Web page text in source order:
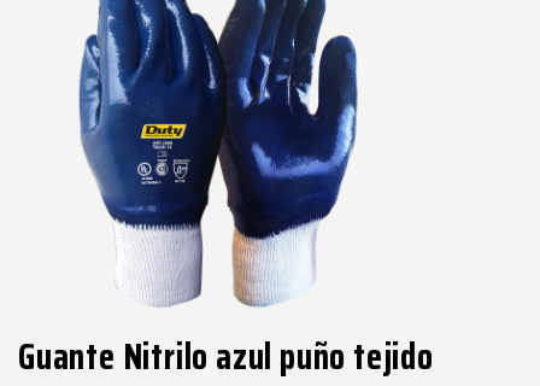
Guante Nitrilo azul puño tejido